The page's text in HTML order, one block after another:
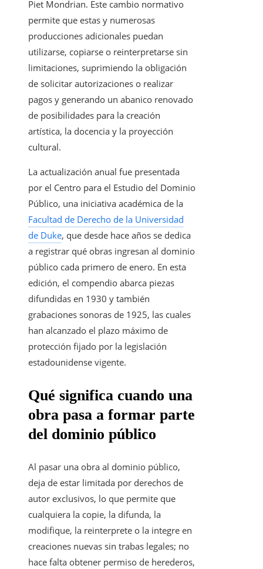
Piet Mondrian. Este cambio normativo
permite que estas y numerosas
producciones adicionales puedan
utilizarse, copiarse o reinterpretarse sin
limitaciones, suprimiendo la obligación
de solicitar autorizaciones o realizar
pagos y generando un abanico renovado
de posibilidades para la creación
artística, la docencia y la proyección
cultural.
La actualización anual fue presentada
por el Centro para el Estudio del Dominio
Público, una iniciativa académica de la
Facultad de Derecho de la Universidad
de Duke, que desde hace años se dedica
a registrar qué obras ingresan al dominio
público cada primero de enero. En esta
edición, el compendio abarca piezas
difundidas en 1930 y también
grabaciones sonoras de 1925, las cuales
han alcanzado el plazo máximo de
protección fijado por la legislación
estadounidense vigente.
Qué significa cuando una
obra pasa a formar parte
del dominio público
Al pasar una obra al dominio público,
deja de estar limitada por derechos de
autor exclusivos, lo que permite que
cualquiera la copie, la difunda, la
modifique, la reinterprete o la integre en
creaciones nuevas sin trabas legales; no
hace falta obtener permiso de herederos,